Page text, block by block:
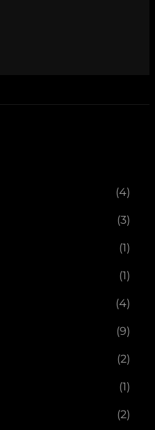
(4)
(3)
(1)
(1)
(4)
(9)
(2)
(1)
(2)